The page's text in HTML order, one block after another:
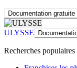
Documentation gratuite
ULYSSE
Recherches populaires